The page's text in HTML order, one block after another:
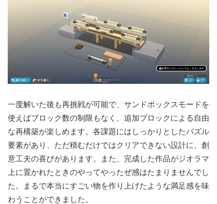
一度解いた後も再挑戦が可能で、サンドボックスモードを
使えばブロック数の制限もなく、追加ブロックによる自由
な再構築が楽しめます。各課題にはしっかりとしたパズル
要素があり、ただ積むだけではクリアできない設計に、創
意工夫の喜びがあります。また、完成した作品がジオラマ
上に置かれたときのやってやったぜ感はたまりませんでし
た。まるで本当にすごい物を作り上げたような満足感を味
わうことができました。